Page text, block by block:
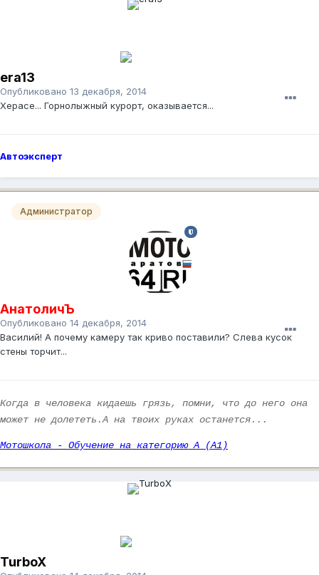
era13
Опубликовано 13 декабря, 2014
Херасе... Горнолыжный курорт, оказывается...
Автоэксперт
Администратор
АнатоличЪ
Опубликовано 14 декабря, 2014
Василий! А почему камеру так криво поставили? Слева кусок
стены торчит...
Когда в человека кидаешь грязь, помни, что до него она
может не долететь.А на твоих руках останется...
Мотошкола - Обучение на категорию А (А1)
TurboX